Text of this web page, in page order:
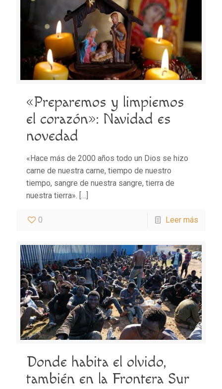
«Preparemos y limpiemos
el corazón»: Navidad es
novedad
«Hace más de 2000 años todo un Dios se hizo
carne de nuestra carne, tiempo de nuestro
tiempo, sangre de nuestra sangre, tierra de
nuestra tierra». […]
0 Leer más
Donde habita el olvido,
también en la Frontera Sur